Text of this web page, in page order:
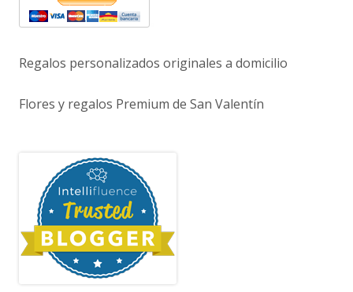
Regalos personalizados originales a domicilio
Flores y regalos Premium de San Valentín